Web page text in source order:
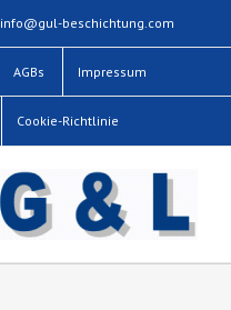
info@gul-beschichtung.com
AGBs Impressum
Cookie-Richtlinie